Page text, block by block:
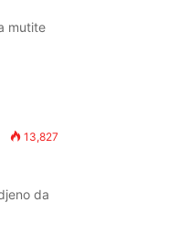
mutite
13,827
da